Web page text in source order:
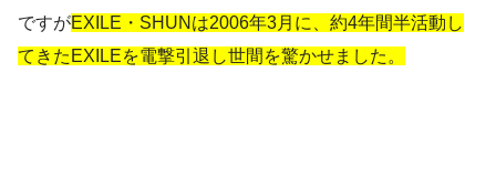
ですがEXILE・SHUNは2006年3月に、約4年間半活動し
てきたEXILEを電撃引退し世間を驚かせました。